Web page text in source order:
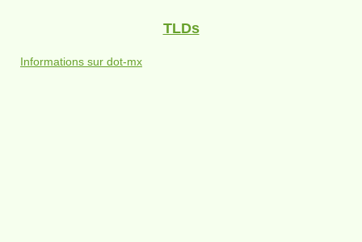
TLDs
Informations sur dot-mx